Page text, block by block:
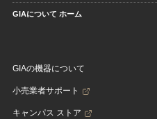
GIAについて ホーム
GIAの機器について
小売業者サポート
キャンパス ストア